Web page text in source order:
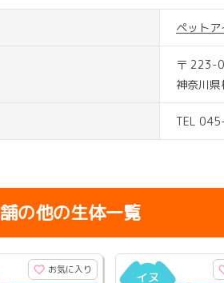
ペット
〒 223-
神奈川
TEL
の他の生体一覧
お気に入り